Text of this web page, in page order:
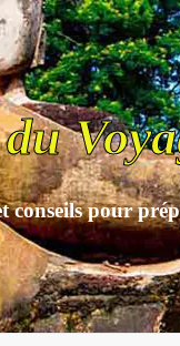
conseils pour